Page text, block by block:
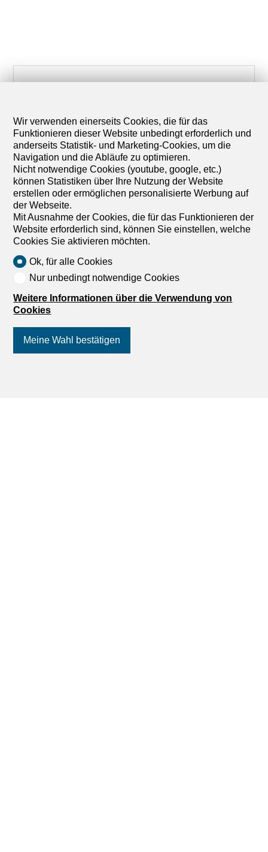
Kategorien
#Neuigkeiten dreamo#Immobilienprofis
Teile diesen Artikel
Wir verwenden einerseits Cookies, die für das
Funktionieren dieser Website unbedingt erforderlich und
anderseits Statistik- und Marketing-Cookies, um die
Navigation und die Abläufe zu optimieren.
Nicht notwendige Cookies (youtube, google, etc.)
können Statistiken über Ihre Nutzung der Website
erstellen oder ermöglichen personalisierte Werbung auf
der Webseite.
Mit Ausnahme der Cookies, die für das Funktionieren der
Website erforderlich sind, können Sie einstellen, welche
Cookies Sie aktivieren möchten.
Ok, für alle Cookies
Nur unbedingt notwendige Cookies
Weitere Informationen über die Verwendung von
Cookies
Meine Wahl bestätigen